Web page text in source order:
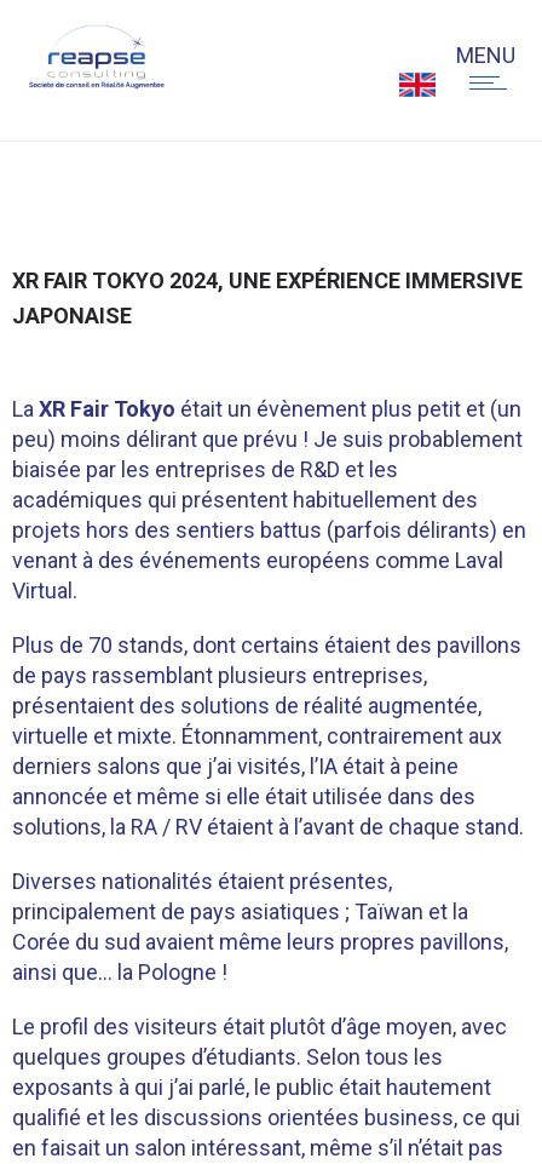
XR FAIR TOKYO 2024, UNE EXPÉRIENCE IMMERSIVE
JAPONAISE
La XR Fair Tokyo était un évènement plus petit et (un
peu) moins délirant que prévu ! Je suis probablement
biaisée par les entreprises de R&D et les
académiques qui présentent habituellement des
projets hors des sentiers battus (parfois délirants) en
venant à des événements européens comme Laval
Virtual.
Plus de 70 stands, dont certains étaient des pavillons
de pays rassemblant plusieurs entreprises,
présentaient des solutions de réalité augmentée,
virtuelle et mixte. Étonnamment, contrairement aux
derniers salons que j’ai visités, l’IA était à peine
annoncée et même si elle était utilisée dans des
solutions, la RA / RV étaient à l’avant de chaque stand.
Diverses nationalités étaient présentes,
principalement de pays asiatiques ; Taïwan et la
Corée du sud avaient même leurs propres pavillons,
ainsi que… la Pologne !
Le profil des visiteurs était plutôt d’âge moyen, avec
quelques groupes d’étudiants. Selon tous les
exposants à qui j’ai parlé, le public était hautement
qualifié et les discussions orientées business, ce qui
en faisait un salon intéressant, même s’il n’était pas